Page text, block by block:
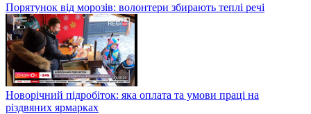
Порятунок від морозів: волонтери збирають теплі речі
Новорічний підробіток: яка оплата та умови праці на
різдвяних ярмарках